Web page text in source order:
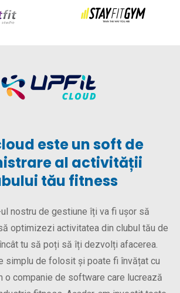
este un soft de
al activității
tău fitness
nostru de gestiune îți va fi ușor să
optimizezi activitatea din clubul tău de
tu să poți să îți dezvolți afacerea.
simplu de folosit și poate fi învățat cu
o companie de software care lucrează